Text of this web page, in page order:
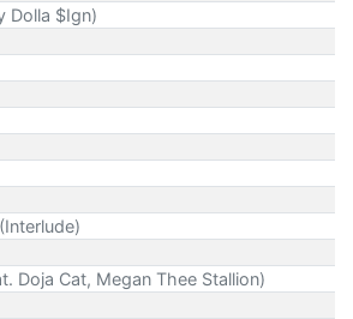
Dolla $Ign)
Doja Cat, Megan Thee Stallion)